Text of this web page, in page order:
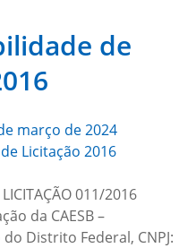
de
março de 2024
Licitação 2016
011/2016
da CAESB –
Distrito Federal, CNPJ: